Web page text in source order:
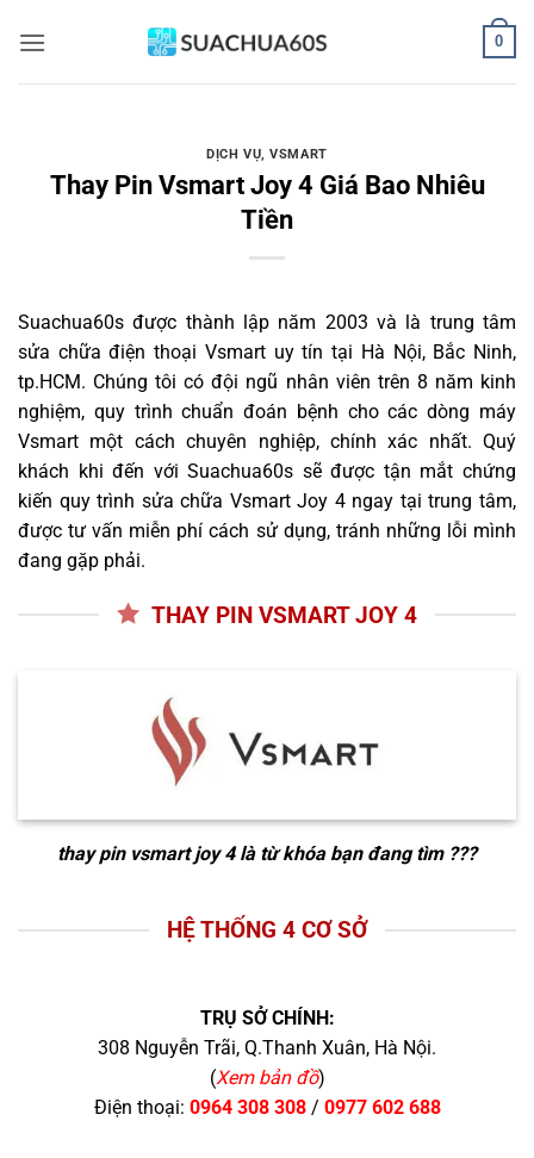
qua
0
DỊCH VỤ,VSMART
Thay Pin Vsmart Joy 4 Giá Bao Nhiêu
Tiền
Suachua60s được thành lập năm 2003 và là trung tâm
sửa chữa điện thoại Vsmart uy tín tại Hà Nội, Bắc Ninh,
tp.HCM. Chúng tôi có đội ngũ nhân viên trên 8 năm kinh
nghiệm, quy trình chuẩn đoán bệnh cho các dòng máy
Vsmart một cách chuyên nghiệp, chính xác nhất. Quý
khách khi đến với Suachua60s sẽ được tận mắt chứng
kiến quy trình sửa chữa Vsmart Joy 4 ngay tại trung tâm,
được tư vấn miễn phí cách sử dụng, tránh những lỗi mình
đang gặp phải.
THAY PIN VSMART JOY 4
thay pin vsmart joy 4là từ khóa bạn đang tìm ???
HỆ THỐNG 4 CƠ SỞ
TRỤ SỞ CHÍNH:
308 Nguyễn Trãi, Q.Thanh Xuân, Hà Nội.
(Xem bản đồ)
Điện thoại: 0964 308 308/ 0977 602 688